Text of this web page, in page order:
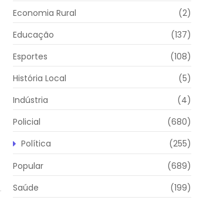
Economia Rural
(2)
Educação
(137)
Esportes
(108)
História Local
(5)
Indústria
(4)
Policial
(680)
Política
(255)
Popular
(689)
Saúde
(199)